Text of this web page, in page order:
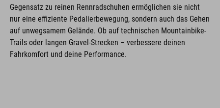
Gegensatz zu reinen Rennradschuhen ermöglichen sie nicht
nur eine effiziente Pedalierbewegung, sondern auch das Gehen
auf unwegsamem Gelände. Ob auf technischen Mountainbike-
Trails oder langen Gravel-Strecken – verbessere deinen
Fahrkomfort und deine Performance.